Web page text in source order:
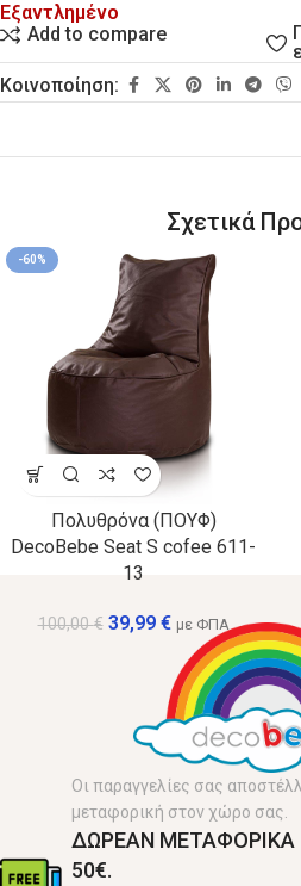
Εξαντλημένο
Add to compare
Κοινοποίηση:
Σχετικά
-60%
Πολυθρόνα (ΠΟΥΦ)
DecoBebe Seat S cofee 611-
13
100,00€ 39,99 € με ΦΠΑ
Οι παραγγελίες σας
μεταφορική στον χώρο σας.
ΔΩΡΕΑΝ ΜΕΤΑΦΟΡΙΚΑ
50€.